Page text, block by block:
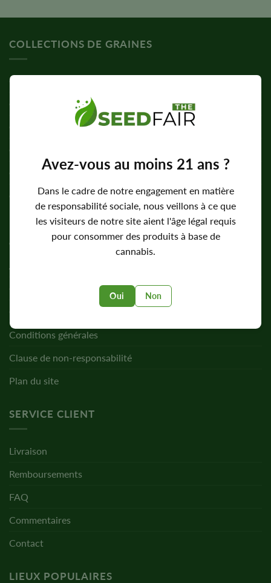
Avez-vous au moins 21 ans ?
Dans le cadre de notre engagement en matière
de responsabilité sociale, nous veillons à ce que
les visiteurs de notre site aient l'âge légal requis
pour consommer des produits à base de
cannabis.
Oui Non
COLLECTIONS DE GRAINES
Graines féminisées
Graines à floraison automatique
Graines standard
Graines à forte teneur en THC
Graines faciles à cultiver
ENTREPRISE
À propos
Conditions générales
Clause de non-responsabilité
Plan du site
SERVICE CLIENT
Livraison
Remboursements
FAQ
Commentaires
Contact
LIEUX POPULAIRES